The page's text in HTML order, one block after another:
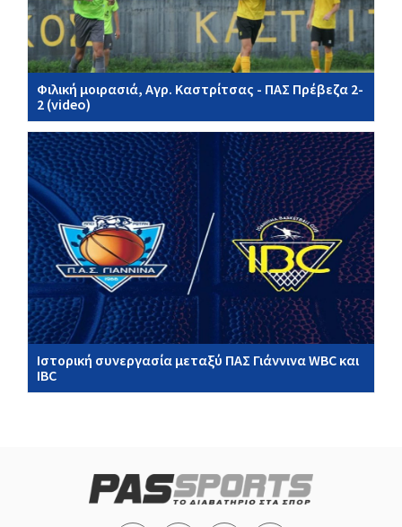
Φιλική μοιρασιά, Αγρ. Καστρίτσας - ΠΑΣ Πρέβεζα 2-
2 (video)
Ιστορική συνεργασία μεταξύ ΠΑΣ Γιάννινα WBC και
IBC